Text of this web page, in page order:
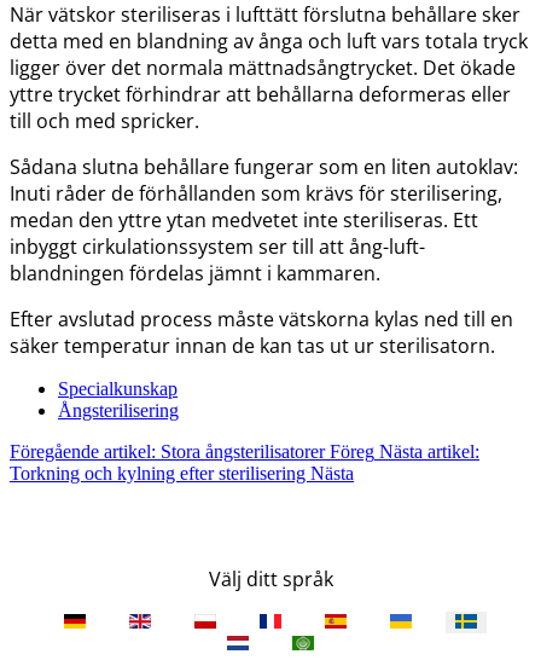
När vätskor steriliseras i lufttätt förslutna behållare sker
detta med en blandning av ånga och luft vars totala tryck
ligger över det normala mättnadsångtrycket. Det ökade
yttre trycket förhindrar att behållarna deformeras eller
till och med spricker.
Sådana slutna behållare fungerar som en liten autoklav:
Inuti råder de förhållanden som krävs för sterilisering,
medan den yttre ytan medvetet inte steriliseras. Ett
inbyggt cirkulationssystem ser till att ång-luft-
blandningen fördelas jämnt i kammaren.
Efter avslutad process måste vätskorna kylas ned till en
säker temperatur innan de kan tas ut ur sterilisatorn.
Specialkunskap
Ångsterilisering
Föregående artikel: Stora ångsterilisatorerFöreg Nästa artikel:
Torkning och kylning efter sterilisering Nästa
Välj ditt språk